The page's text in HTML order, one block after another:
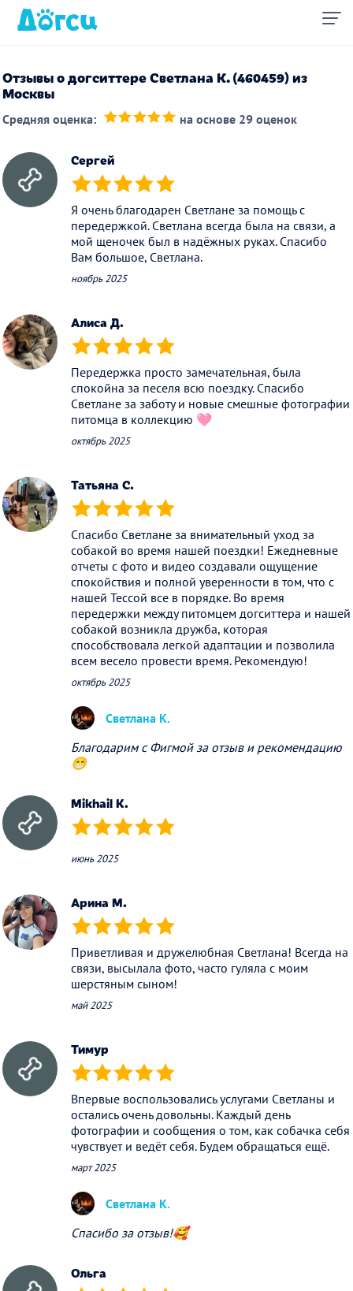
Отзывы о догситтере Светлана К. (460459) из
Москвы
Средняя оценка: на основе 29 оценок
Сергей
(*) (*) (*) (*) (*)
Я очень благодарен Светлане за помощь с
передержкой. Светлана всегда была на связи, а
мой щеночек был в надёжных руках. Спасибо
Вам большое, Светлана.
ноябрь 2025
Алиса Д.
(*) (*) (*) (*) (*)
Передержка просто замечательная, была
спокойна за песеля всю поездку. Спасибо
Светлане за заботу и новые смешные фотографии
питомца в коллекцию 🩷
октябрь 2025
Татьяна С.
(*) (*) (*) (*) (*)
Спасибо Светлане за внимательный уход за
собакой во время нашей поездки! Ежедневные
отчеты с фото и видео создавали ощущение
спокойствия и полной уверенности в том, что с
нашей Тессой все в порядке. Во время
передержки между питомцем догситтера и нашей
собакой возникла дружба, которая
способствовала легкой адаптации и позволила
всем весело провести время. Рекомендую!
октябрь 2025
Светлана К.
Благодарим с Фигмой за отзыв и рекомендацию
😁
Mikhail K.
(*) (*) (*) (*) (*)
июнь 2025
Арина М.
(*) (*) (*) (*) (*)
Приветливая и дружелюбная Светлана! Всегда на
связи, высылала фото, часто гуляла с моим
шерстяным сыном!
май 2025
Тимур
(*) (*) (*) (*) (*)
Впервые воспользовались услугами Светланы и
остались очень довольны. Каждый день
фотографии и сообщения о том, как собачка себя
чувствует и ведёт себя. Будем обращаться ещё.
март 2025
Светлана К.
Спасибо за отзыв!🥰
Ольга